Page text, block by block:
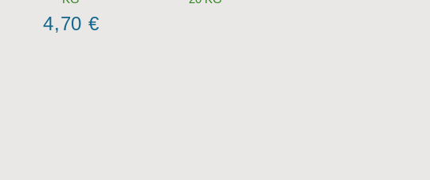
4,70€